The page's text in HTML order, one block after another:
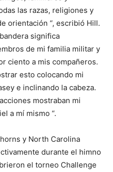
las razas, religiones y
orientación “, escribió Hill.
significa
de mi familia militar y
ciento a mis compañeros.
esto colocando mi
e inclinando la cabeza.
mostraban mi
a mí mismo “.
y North Carolina
durante el himno
el torneo Challenge